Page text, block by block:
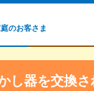
のお客さま
し器を交換